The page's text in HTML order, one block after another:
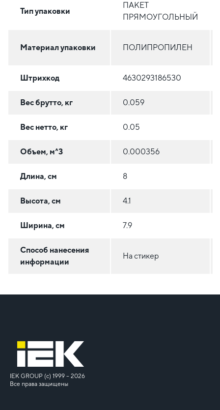
Тип упаковки
ПАКЕТ
ПРЯМОУГОЛЬНЫЙ
Материал упаковки ПОЛИПРОПИЛЕН
Штрихкод 4630293186530
Вес брутто, кг 0.059
Вес нетто, кг 0.05
Объем, м^3 0.000356
Длина, см 8
Высота, см 4.1
Ширина, см 7.9
Способ нанесения
информации
На стикер
IEK GROUP (c) 1999 – 2026
Все права защищены